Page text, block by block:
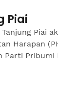
Piai
Piai
Harapan
Parti Pribumi